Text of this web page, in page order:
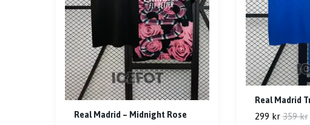
Real Madrid – Midnight Rose
Real Madrid
299 kr 359 kr